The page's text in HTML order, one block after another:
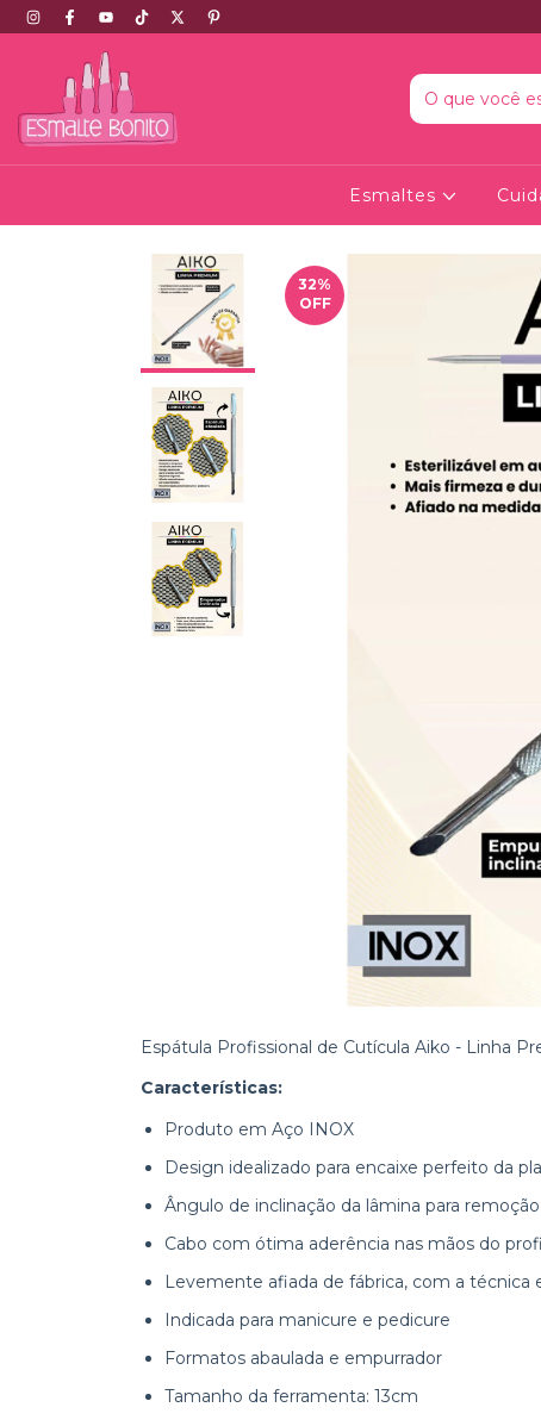
Esmaltes
32%
OFF
Espátula Profissional de Cutícula Aiko - Linha
Características:
Produto em Aço INOX
Design idealizado para encaixe perfeito da
Ângulo de inclinação da lâmina para
Cabo com ótima aderência nas mãos do
Levemente afiada de fábrica, com a técnica
Indicada para manicure e pedicure
Formatos abaulada e empurrador
Tamanho da ferramenta: 13cm